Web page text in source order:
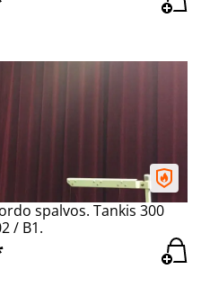
spalvos. Tankis 300
/ B1.